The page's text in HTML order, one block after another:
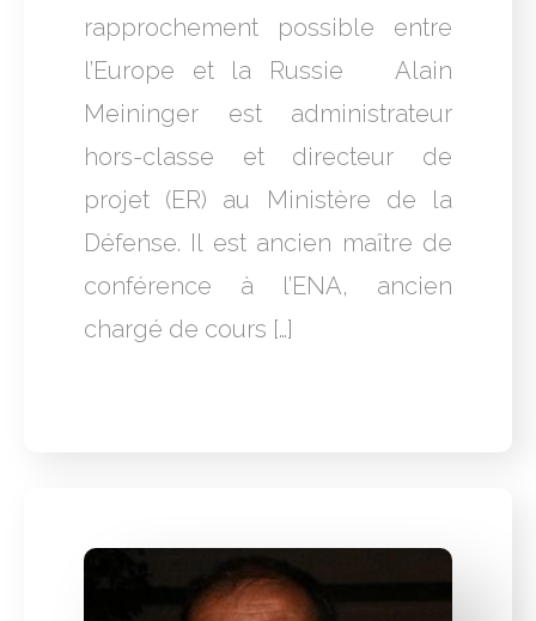
rapprochement possible entre
l’Europe et la Russie Alain
Meininger est administrateur
hors-classe et directeur de
projet (ER) au Ministère de la
Défense. Il est ancien maître de
conférence à l’ENA, ancien
chargé de cours […]